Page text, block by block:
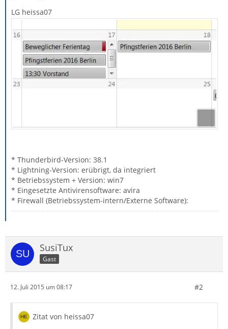
LG heissa07
* Thunderbird-Version: 38.1
* Lightning-Version: erübrigt, da integriert
* Betriebssystem + Version: win7
* Eingesetzte Antivirensoftware: avira
* Firewall (Betriebssystem-intern/Externe Software):
SusiTux
Gast
12. Juli 2015 um 08:17 #2
Zitat von heissa07